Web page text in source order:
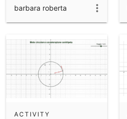
barbara roberta
ACTIVITY